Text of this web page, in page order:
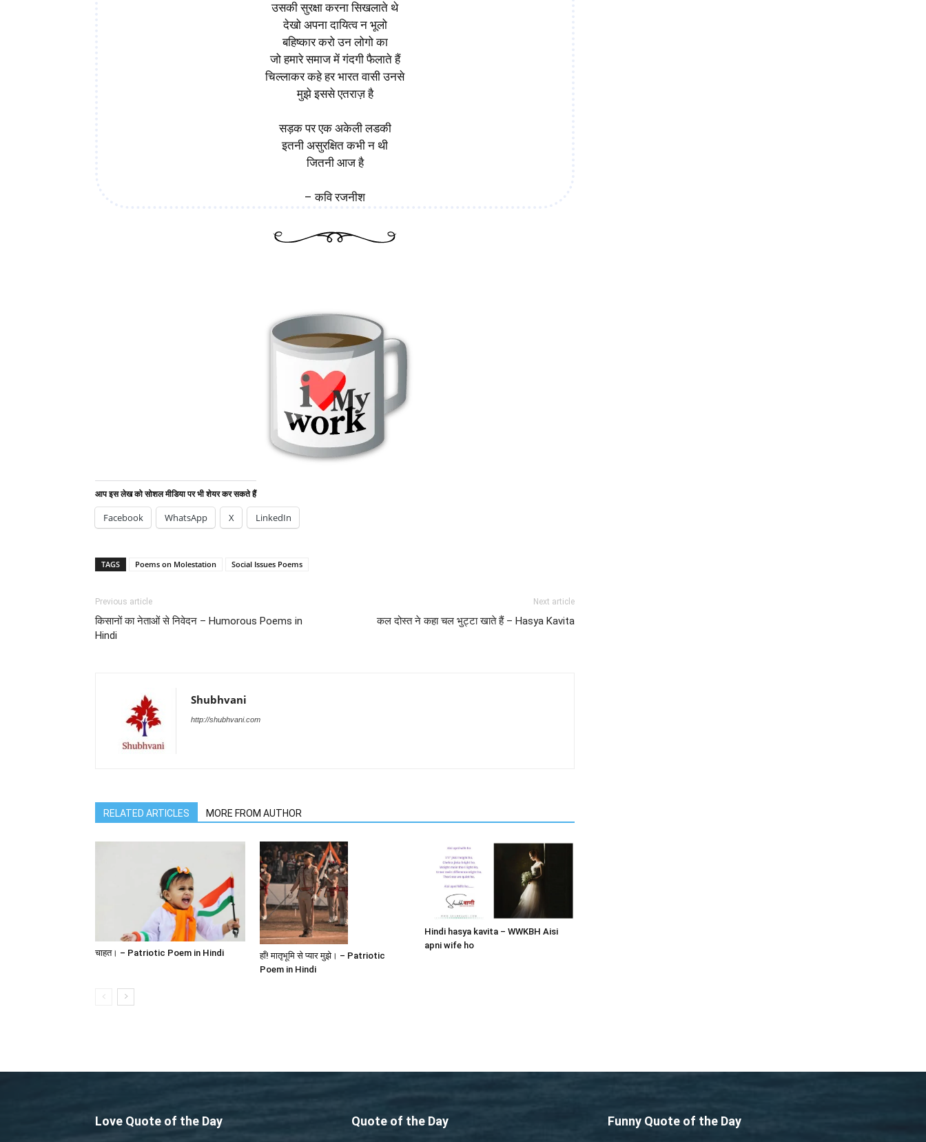
उसकी सुरक्षा करना सिखलाते थे
देखो अपना दायित्व न भूलो
बहिष्कार करो उन लोगो का
जो हमारे समाज में गंदगी फैलाते हैं
चिल्लाकर कहे हर भारत वासी उनसे
मुझे इससे एतराज़ है
सड़क पर एक अकेली लडकी
इतनी असुरक्षित कभी न थी
जितनी आज है
– कवि रजनीश
आप इस लेख को सोशल मीडिया पर भी शेयर कर सकते हैं
Facebook WhatsApp X LinkedIn
TAGS Poems on Molestation Social Issues Poems
Previous article
किसानों का नेताओं से निवेदन – Humorous Poems in
Hindi
Next article
कल दोस्त ने कहा चल भुट्टा खाते हैं – Hasya Kavita
Shubhvani
http://shubhvani.com
RELATED ARTICLES MORE FROM AUTHOR
चाहत। – Patriotic Poem in Hindi
हाँ! मातृभूमि से प्यार मुझे। – Patriotic
Poem in Hindi
Hindi hasya kavita – WWKBH Aisi
apni wife ho
Love Quote of the Day Quote of the Day Funny Quote of the Day